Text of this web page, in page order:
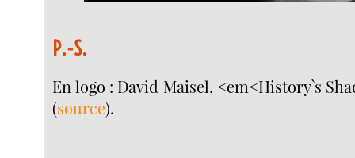
P.-S.
En logo : David Maisel, <em<History`s
(source).